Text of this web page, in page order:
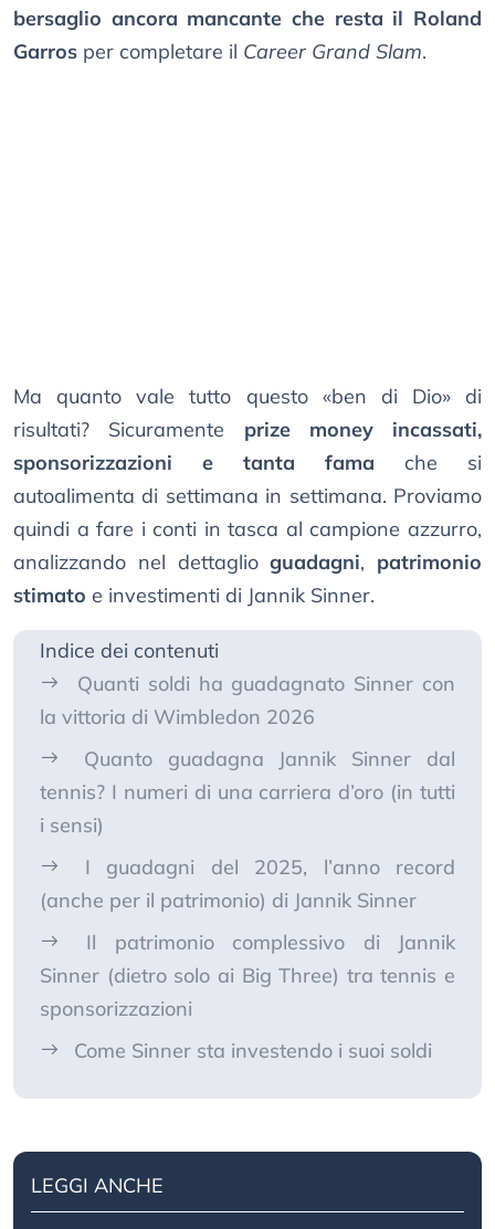
bersaglio ancora mancante che resta il Roland
Garros per completare il Career Grand Slam.
Ma quanto vale tutto questo «ben di Dio» di
risultati? Sicuramente prize money incassati,
sponsorizzazioni e tanta fama che si
autoalimenta di settimana in settimana. Proviamo
quindi a fare i conti in tasca al campione azzurro,
analizzando nel dettaglioguadagni, patrimonio
stimato e investimenti di Jannik Sinner.
Indice dei contenuti
Quanti soldi ha guadagnato Sinner con
la vittoria di Wimbledon 2026
Quanto guadagna Jannik Sinner dal
tennis? I numeri di una carriera d’oro (in tutti
i sensi)
I guadagni del 2025, l’anno record
(anche per il patrimonio) di Jannik Sinner
Il patrimonio complessivo di Jannik
Sinner (dietro solo ai Big Three) tra tennis e
sponsorizzazioni
Come Sinner sta investendo i suoi soldi
LEGGI ANCHE